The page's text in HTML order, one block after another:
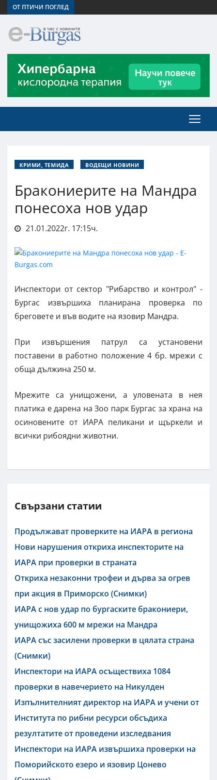
ОТ ПТИЧИ ПОГЛЕД
КРИМИ, ТЕМИДА ВОДЕЩИ НОВИНИ
Бракониерите на Мандра
понесоха нов удар
21.01.2022г. 17:15ч.
Инспектори от сектор "Рибарство и контрол" -
Бургас извършиха планирана проверка по
бреговете и във водите на язовир Мандра.
При извършения патрул са установени
поставени в работно положение 4 бр. мрежи с
обща дължина 250 м.
Мрежите са унищожени, а уловената в нея
платика е дарена на Зоо парк Бургас за храна на
осиновените от ИАРА пеликани и щъркели и
всички рибоядни животни.
Свързани статии
Продължават проверките на ИАРА в региона
Нови нарушения откриха инспекторите на
ИАРА при проверки в страната
Откриха незаконни трофеи и дърва за огрев
при акция в Приморско (Снимки)
ИАРА с нов удар по бургаските бракониери,
унищожиха 600 м мрежи на Мандра
ИАРА със засилени проверки в цялата страна
(Снимки)
Инспектори на ИАРА осъществиха 1084
проверки в навечерието на Никулден
Изпълнителният директор на ИАРА и учени от
Института по рибни ресурси обсъдиха
резултатите от проведени изследвания
Инспектори на ИАРА извършиха проверки на
Поморийското езеро и язовир Цонево